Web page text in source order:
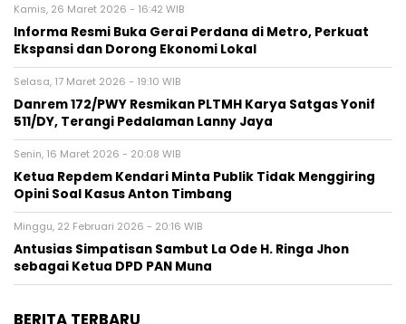
Kamis, 26 Maret 2026 - 16:42 WIB
Informa Resmi Buka Gerai Perdana di Metro, Perkuat
Ekspansi dan Dorong Ekonomi Lokal
Selasa, 17 Maret 2026 - 19:10 WIB
Danrem 172/PWY Resmikan PLTMH Karya Satgas Yonif
511/DY, Terangi Pedalaman Lanny Jaya
Senin, 16 Maret 2026 - 20:08 WIB
Ketua Repdem Kendari Minta Publik Tidak Menggiring
Opini Soal Kasus Anton Timbang
Minggu, 22 Februari 2026 - 20:16 WIB
Antusias Simpatisan Sambut La Ode H. Ringa Jhon
sebagai Ketua DPD PAN Muna
BERITA TERBARU